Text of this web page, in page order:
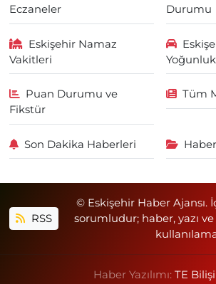
Eczaneler
Durumu
Eskişehir Namaz
Vakitleri
Puan Durumu ve
Fikstür
Tüm
Son Dakika Haberleri
RSS
© Eskişehir Haber Ajansı.
sorumludur; haber, yazı
Haber Yazılımı: TE